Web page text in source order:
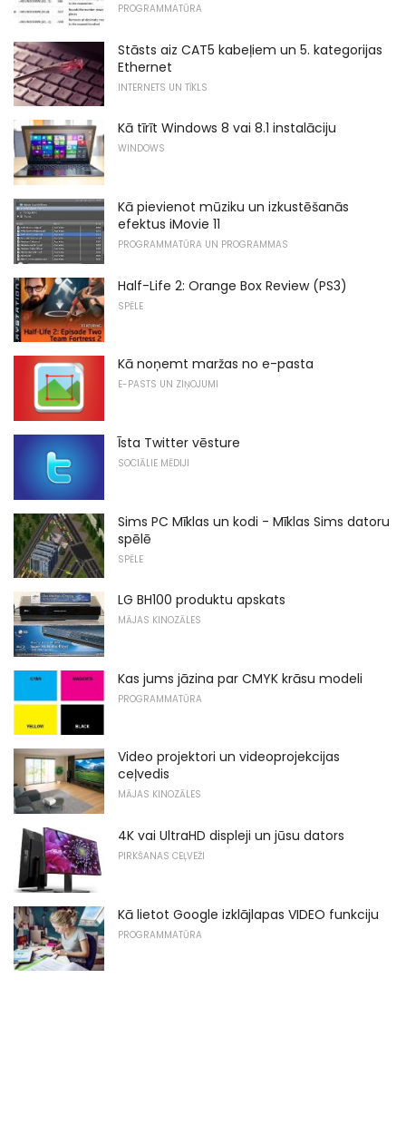
PROGRAMMATŪRA
Stāsts aiz CAT5 kabeļiem un 5. kategorijas
Ethernet
INTERNETS UN TĪKLS
Kā tīrīt Windows 8 vai 8.1 instalāciju
WINDOWS
Kā pievienot mūziku un izkustēšanās
efektus iMovie 11
PROGRAMMATŪRA UN PROGRAMMAS
Half-Life 2: Orange Box Review (PS3)
SPĒLE
Kā noņemt maržas no e-pasta
E-PASTS UN ZIŅOJUMI
Īsta Twitter vēsture
SOCIĀLIE MĒDIJI
Sims PC Mīklas un kodi - Mīklas Sims datoru
spēlē
SPĒLE
LG BH100 produktu apskats
MĀJAS KINOZĀLES
Kas jums jāzina par CMYK krāsu modeli
PROGRAMMATŪRA
Video projektori un videoprojekcijas
ceļvedis
MĀJAS KINOZĀLES
4K vai UltraHD displeji un jūsu dators
PIRKŠANAS CEĻVEŽI
Kā lietot Google izklājlapas VIDEO funkciju
PROGRAMMATŪRA